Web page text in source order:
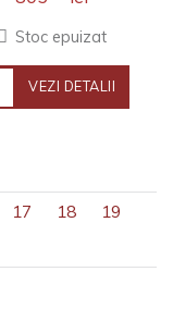
Stoc epuizat
VEZI DETALII
17 18
19